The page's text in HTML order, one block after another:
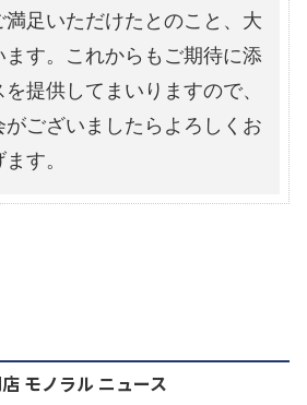
足いただけたとのこと、大
す。これからもご期待に添
提供してまいりますので、
ございましたらよろしくお
す。
モノラル ニュース